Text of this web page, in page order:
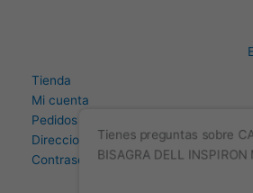
Tienda
Mi cuenta
Pedidos
Direccion
Contraseña perdida
Tienes preguntas sobre
BISAGRA DELL INSPIRON